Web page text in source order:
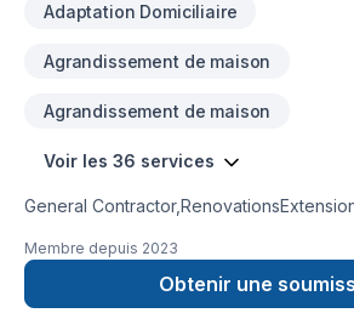
Adaptation Domiciliaire
Agrandissement de maison
Agrandissement de maison
Voir les 36 services
General
remodeling basement remodel
Membre depuis 2023
Obtenir une